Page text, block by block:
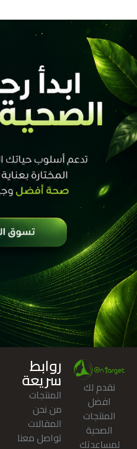
نقدم لك
افضل
المنتجات
الصحية
لمساعدتك
روابط
سريعة
المنتجات
من نحن
المقالات
تواصل معنا